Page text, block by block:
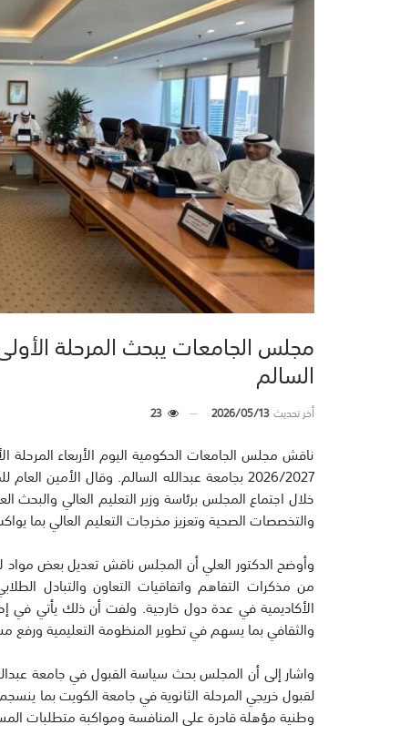
مجلس الجامعات يبحث المرحلة
السالم
أخر تحديث2026/05/13
23
ناقش مجلس الجامعات الحكومية اليوم الأربعاء
2026/2027 بجامعة عبدالله السالم. وقال
خلال اجتماع المجلس برئاسة وزير التعليم العالي والبحث
والتخصصات الصحية وتعزيز مخرجات التعليم العالي بما
وأوضح الدكتور العلي أن المجلس ناقش تعديل بعض مواد
من مذكرات التفاهم واتفاقيات التعاون والتبادل
الأكاديمية في عدة دول خارجية. ولفت أن ذلك يأتي في
والثقافي بما يسهم في تطوير المنظومة التعليمية ورفع
لقبول خريجي المرحلة الثانوية في جامعة الكويت بما
وطنية مؤهلة قادرة على المنافسة ومواكبة متطلبات